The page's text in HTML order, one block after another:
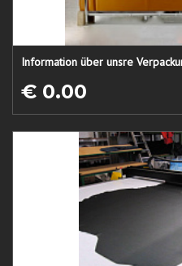
Information über unsre
€ 0.00